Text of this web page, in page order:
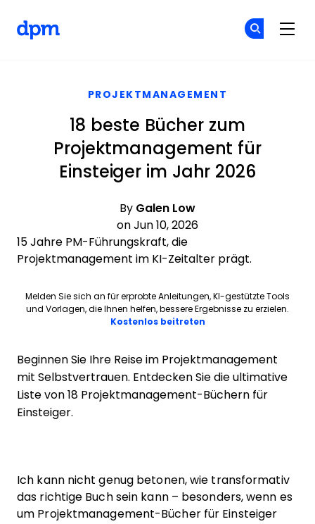
PROJEKTMANAGEMENT
18 beste Bücher zum
Projektmanagement für
Einsteiger im Jahr 2026
By Galen Low
on Jun 10, 2026
15 Jahre PM-Führungskraft, die
Projektmanagement im KI-Zeitalter prägt.
Melden Sie sich an für erprobte Anleitungen, KI-gestützte Tools
und Vorlagen, die Ihnen helfen, bessere Ergebnisse zu erzielen.
Kostenlos beitretenOpens new window
Beginnen Sie Ihre Reise im Projektmanagement
mit Selbstvertrauen. Entdecken Sie die ultimative
Liste von 18 Projektmanagement-Büchern für
Einsteiger.
Ich kann nicht genug betonen, wie transformativ
das richtige Buch sein kann – besonders, wenn es
um Projektmanagement-Bücher für Einsteiger